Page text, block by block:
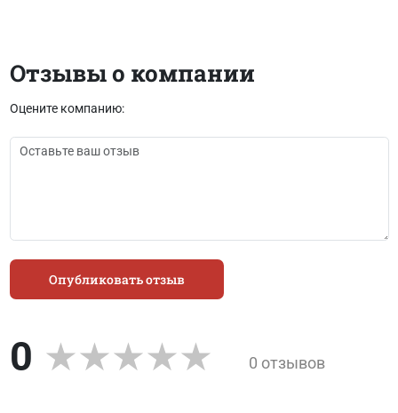
Отзывы о компании
Оцените компанию:
Опубликовать отзыв
0 0 отзывов